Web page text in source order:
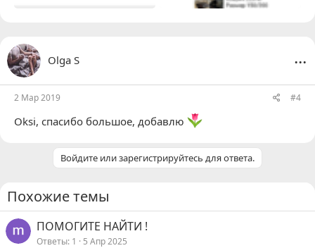
Olga S ...
2 Мар 2019 #4
Oksi, спасибо большое, добавлю
Войдите или зарегистрируйтесь для ответа.
Похожие темы
ПОМОГИТЕ НАЙТИ !
Ответы 1 5 Апр 2025